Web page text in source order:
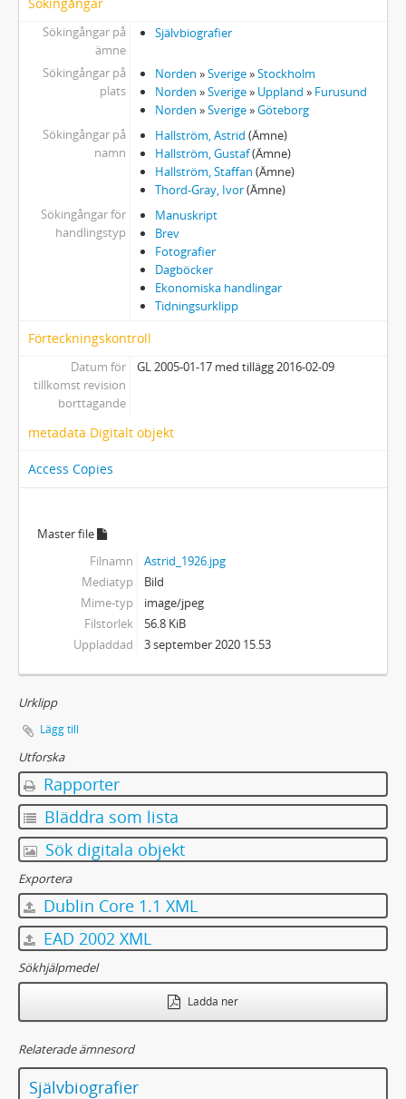
Sökingångar på
ämne
Självbiografier
Sökingångar på
plats
Norden »Sverige»Stockholm
Norden »Sverige» Uppland » Furusund
Norden »Sverige»Göteborg
Sökingångar på
namn
Hallström, Astrid (Ämne)
Hallström, Gustaf(Ämne)
Hallström, Staffan (Ämne)
Thord-Gray, Ivor(Ämne)
Sökingångar för
handlingstyp
Manuskript
Brev
Fotografier
Dagböcker
Ekonomiska handlingar
Tidningsurklipp
Förteckningskontroll
Datum för
tillkomst revision
borttagande
GL 2005-01-17 med tillägg 2016-02-09
metadata Digitalt objekt
Access Copies
Master file
Filnamn
Astrid_1926.jpg
Mediatyp
Bild
Mime-typ
image/jpeg
Filstorlek
56.8 KiB
Uppladdad
3 september 2020 15.53
Urklipp
Lägg till
Utforska
Rapporter
Bläddra som lista
Sök digitala objekt
Exportera
Dublin Core 1.1 XML
EAD 2002 XML
Sökhjälpmedel
Ladda ner
Relaterade ämnesord
Självbiografier